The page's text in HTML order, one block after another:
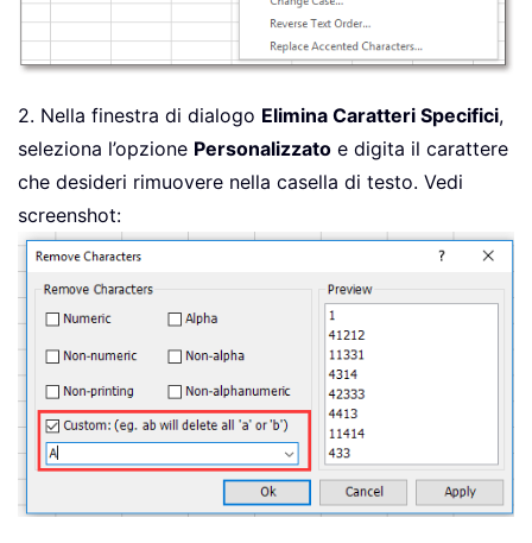
2. Nella finestra di dialogo Elimina Caratteri Specifici,
seleziona l’opzione Personalizzato e digita il carattere
che desideri rimuovere nella casella di testo. Vedi
screenshot: